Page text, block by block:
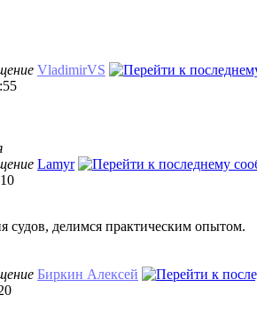
VladimirVS
Lamyr
судов, делимся практическим опытом.
Биркин Алексей